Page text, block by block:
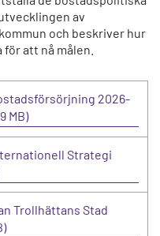
av
och beskriver hur
att nå målen.
2026-
MB)
Strategi
Trollhättans Stad